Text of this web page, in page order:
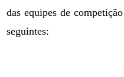
das equipes de
seguintes: